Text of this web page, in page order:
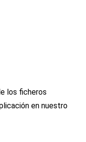
los ficheros
en nuestro